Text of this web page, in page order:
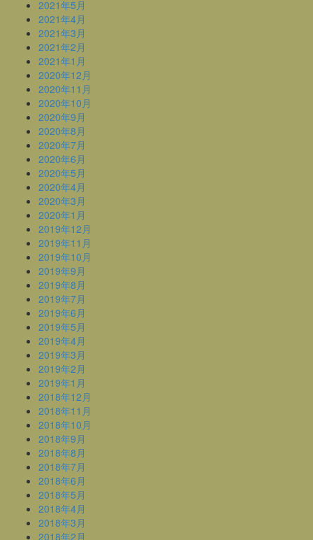
2021年5月
2021年4月
2021年3月
2021年2月
2021年1月
2020年12月
2020年11月
2020年10月
2020年9月
2020年8月
2020年7月
2020年6月
2020年5月
2020年4月
2020年3月
2020年1月
2019年12月
2019年11月
2019年10月
2019年9月
2019年8月
2019年7月
2019年6月
2019年5月
2019年4月
2019年3月
2019年2月
2019年1月
2018年12月
2018年11月
2018年10月
2018年9月
2018年8月
2018年7月
2018年6月
2018年5月
2018年4月
2018年3月
2018年2月